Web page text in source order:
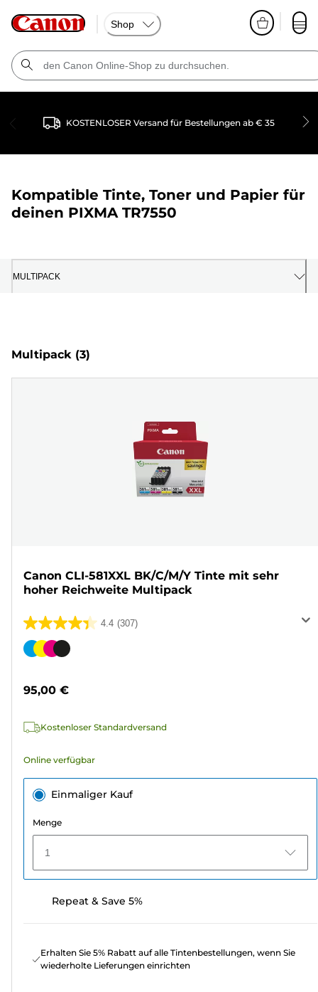
Shop
KOSTENLOSER Versand für Bestellungen ab € 35
Kompatible Tinte, Toner und Papier für
deinen PIXMA TR7550
MULTIPACK
Multipack (3)
Canon CLI-581XXL BK/C/M/Y Tinte mit sehr
hoher Reichweite Multipack
4.4 (307)
4.4
von
307
Farbpatrone
95,00 €
Kostenloser Standardversand
Online verfügbar
Einmaliger Kauf
Menge
1
Repeat & Save 5%
Erhalten Sie 5% Rabatt auf alle Tintenbestellungen, wenn Sie
wiederholte Lieferungen einrichten